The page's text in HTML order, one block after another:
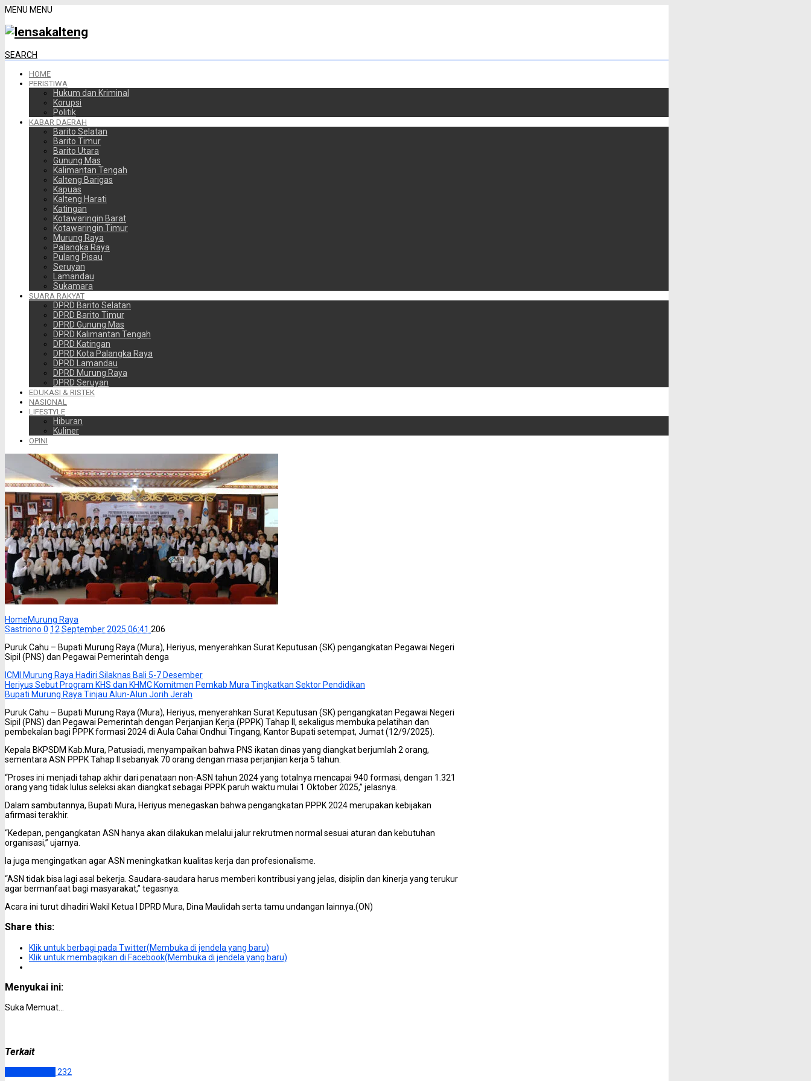
MENU MENU
SEARCH
HOME
PERISTIWA
Hukum dan Kriminal
Korupsi
Politik
KABAR DAERAH
Barito Selatan
Barito Timur
Barito Utara
Gunung Mas
Kalimantan Tengah
Kalteng Barigas
Kapuas
Kalteng Harati
Katingan
Kotawaringin Barat
Kotawaringin Timur
Murung Raya
Palangka Raya
Pulang Pisau
Seruyan
Lamandau
Sukamara
SUARA RAKYAT
DPRD Barito Selatan
DPRD Barito Timur
DPRD Gunung Mas
DPRD Kalimantan Tengah
DPRD Katingan
DPRD Kota Palangka Raya
DPRD Lamandau
DPRD Murung Raya
DPRD Seruyan
EDUKASI & RISTEK
NASIONAL
LIFESTYLE
Hiburan
Kuliner
OPINI
HomeMurung Raya
Sastriono 0 12 September 2025 06:41 206
Puruk Cahu – Bupati Murung Raya (Mura), Heriyus, menyerahkan Surat Keputusan (SK) pengangkatan Pegawai Negeri
Sipil (PNS) dan Pegawai Pemerintah denga
ICMI Murung Raya Hadiri Silaknas Bali 5-7 Desember
Heriyus Sebut Program KHS dan KHMC Komitmen Pemkab Mura Tingkatkan Sektor Pendidikan
Bupati Murung Raya Tinjau Alun-Alun Jorih Jerah
Puruk Cahu – Bupati Murung Raya (Mura), Heriyus, menyerahkan Surat Keputusan (SK) pengangkatan Pegawai Negeri
Sipil (PNS) dan Pegawai Pemerintah dengan Perjanjian Kerja (PPPK) Tahap II, sekaligus membuka pelatihan dan
pembekalan bagi PPPK formasi 2024 di Aula Cahai Ondhui Tingang, Kantor Bupati setempat, Jumat (12/9/2025).
Kepala BKPSDM Kab.Mura, Patusiadi, menyampaikan bahwa PNS ikatan dinas yang diangkat berjumlah 2 orang,
sementara ASN PPPK Tahap II sebanyak 70 orang dengan masa perjanjian kerja 5 tahun.
“Proses ini menjadi tahap akhir dari penataan non-ASN tahun 2024 yang totalnya mencapai 940 formasi, dengan 1.321
orang yang tidak lulus seleksi akan diangkat sebagai PPPK paruh waktu mulai 1 Oktober 2025,” jelasnya.
Dalam sambutannya, Bupati Mura, Heriyus menegaskan bahwa pengangkatan PPPK 2024 merupakan kebijakan
afirmasi terakhir.
“Kedepan, pengangkatan ASN hanya akan dilakukan melalui jalur rekrutmen normal sesuai aturan dan kebutuhan
organisasi,” ujarnya.
Ia juga mengingatkan agar ASN meningkatkan kualitas kerja dan profesionalisme.
“ASN tidak bisa lagi asal bekerja. Saudara-saudara harus memberi kontribusi yang jelas, disiplin dan kinerja yang terukur
agar bermanfaat bagi masyarakat,” tegasnya.
Acara ini turut dihadiri Wakil Ketua I DPRD Mura, Dina Maulidah serta tamu undangan lainnya.(ON)
Share this:
Klik untuk berbagi pada Twitter(Membuka di jendela yang baru)
Klik untuk membagikan di Facebook(Membuka di jendela yang baru)
Menyukai ini:
Suka Memuat...
Terkait
232